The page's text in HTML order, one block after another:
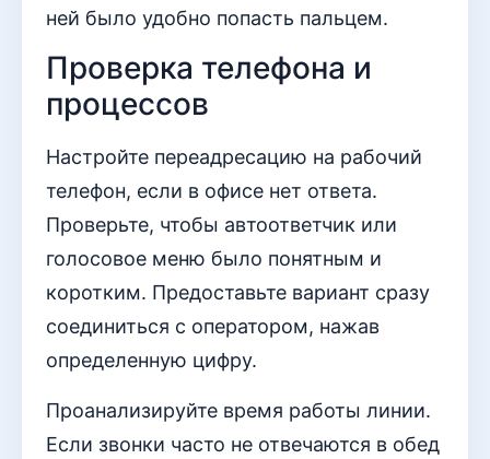
ней было удобно попасть пальцем.
Проверка телефона и
процессов
Настройте переадресацию на рабочий
телефон, если в офисе нет ответа.
Проверьте, чтобы автоответчик или
голосовое меню было понятным и
коротким. Предоставьте вариант сразу
соединиться с оператором, нажав
определенную цифру.
Проанализируйте время работы линии.
Если звонки часто не отвечаются в обед